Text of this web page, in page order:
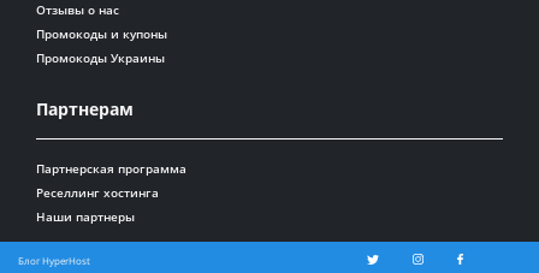
Отзывы о нас
Промокоды и купоны
Промокоды Украины
Партнерам
Партнерская программа
Реселлинг хостинга
Наши партнеры
Блог HyperHost